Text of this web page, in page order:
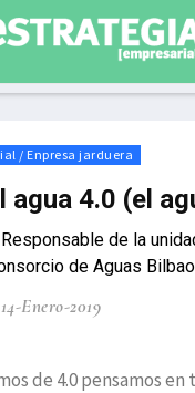
/ Enpresa jarduera
agua 4.0 (el
de la
de Aguas
14-Enero-2019
de 4.0 pensamos